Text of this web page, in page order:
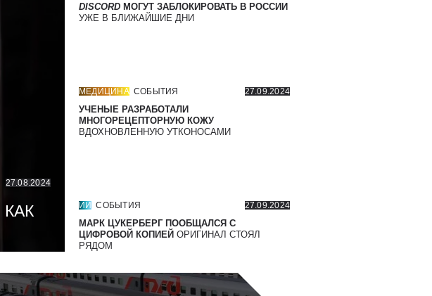
27.08.2024
КАК
DISCORD МОГУТ ЗАБЛОКИРОВАТЬ В РОССИИ
УЖЕ В БЛИЖАЙШИЕ ДНИ
МЕДИЦИНА СОБЫТИЯ 27.09.2024
УЧЕНЫЕ РАЗРАБОТАЛИ
МНОГОРЕЦЕПТОРНУЮ КОЖУ
ВДОХНОВЛЕННУЮ УТКОНОСАМИ
ИИ СОБЫТИЯ 27.09.2024
МАРК ЦУКЕРБЕРГ ПООБЩАЛСЯ С
ЦИФРОВОЙ КОПИЕЙ ОРИГИНАЛ СТОЯЛ
РЯДОМ